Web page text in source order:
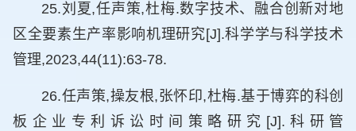
25.刘夏,任声策,杜梅.数字技术、融合创新对地
区全要素生产率影响机理研究[J].科学学与科学技术
管理,2023,44(11):63-78.
26.任声策,操友根,张怀印,杜梅.基于博弈的科创
板企业专利诉讼时间策略研究[J].科研管